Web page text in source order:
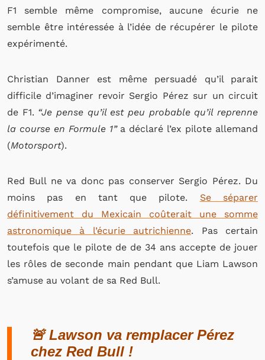
F1 semble même compromise, aucune écurie ne
semble être intéressée à l’idée de récupérer le pilote
expérimenté.
Christian Danner est même persuadé qu’il parait
difficile d’imaginer revoir Sergio Pérez sur un circuit
de F1. “Je pense qu’il est peu probable qu’il reprenne
la course en Formule 1”a déclaré l’ex pilote allemand
(Motorsport).
Red Bull ne va donc pas conserver Sergio Pérez. Du
moins pas en tant que pilote. Se séparer
définitivement du Mexicain coûterait une somme
astronomique à l’écurie autrichienne. Pas certain
toutefois que le pilote de de 34 ans accepte de jouer
les rôles de seconde main pendant que Liam Lawson
s’amuse au volant de sa Red Bull.
🚨 Lawson va remplacer Pérez
chez Red Bull !